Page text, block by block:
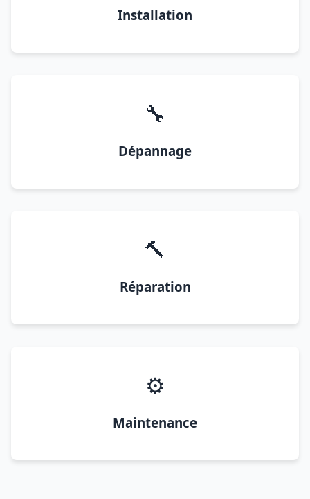
Installation
🔧
Dépannage
🔨
Réparation
⚙️
Maintenance